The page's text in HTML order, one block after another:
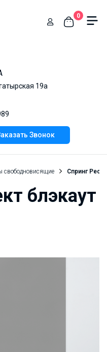
19а
Звонок
0
свободновисящие Спринг
блэкаут